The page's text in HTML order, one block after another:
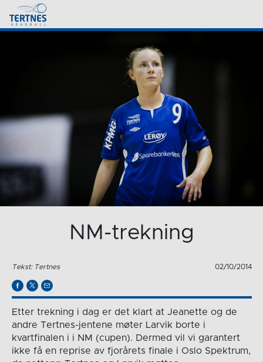
NM-trekning
Tekst: Tertnes 02/10/2014
Etter trekning i dag er det klart at Jeanette og de
andre Tertnes-jentene møter Larvik borte i
kvartfinalen i i NM (cupen). Dermed vil vi garantert
ikke få en reprise av fjorårets finale i Oslo Spektrum,